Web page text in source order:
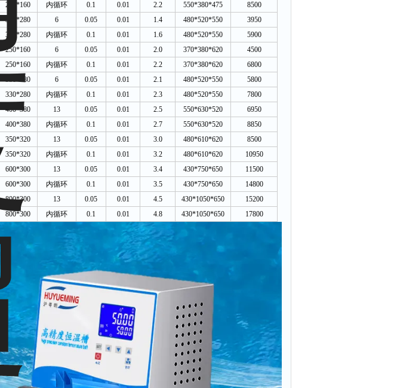
250*160 内循环 0.1 0.01 2.2 550*380*475
8500
330*280 6 0.05 0.01 1.4 480*520*550
3950
330*280 内循环 0.1 0.01 1.6 480*520*550
5900
250*160 6 0.05 0.01 2.0 370*380*620
4500
250*160 内循环 0.1 0.01 2.2 370*380*620
6800
330*280 6 0.05 0.01 2.1 480*520*550
5800
330*280 内循环 0.1 0.01 2.3 480*520*550
7800
400*380 13 0.05 0.01 2.5 550*630*520
6950
400*380 内循环 0.1 0.01 2.7 550*630*520
8850
350*320 13 0.05 0.01 3.0 480*610*620
8500
350*320 内循环 0.1 0.01 3.2 480*610*620
10950
600*300 13 0.05 0.01 3.4 430*750*650
11500
600*300 内循环 0.1 0.01 3.5 430*750*650
14800
800*300 13 0.05 0.01 4.5 430*1050*650
15200
800*300 内循环 0.1 0.01 4.8 430*1050*650 17800